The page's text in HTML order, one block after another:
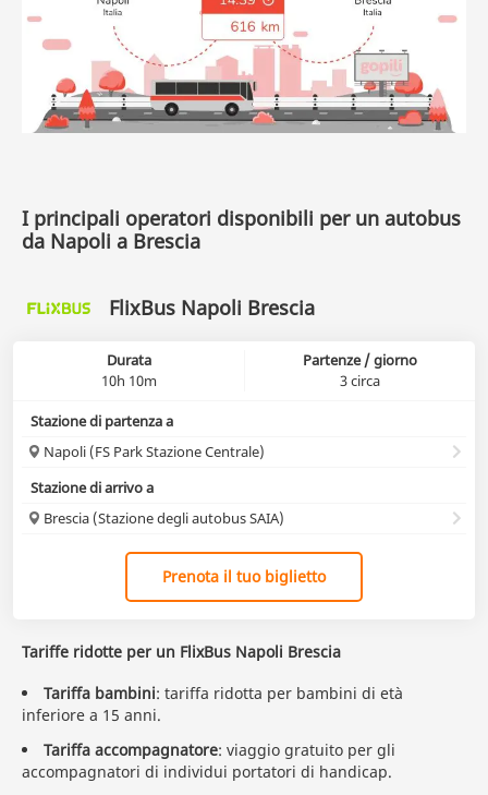
I principali operatori disponibili per un autobus
da Napoli a Brescia
FlixBus Napoli Brescia
Durata
Partenze / giorno
10h 10m
3 circa
Stazione di partenza a
Napoli (FS Park Stazione Centrale)
Stazione di arrivo a
Brescia (Stazione degli autobus SAIA)
Prenota il tuo biglietto
Tariffe ridotte per un FlixBus Napoli Brescia
Tariffa bambini: tariffa ridotta per bambini di età
inferiore a 15 anni.
Tariffa accompagnatore: viaggio gratuito per gli
accompagnatori di individui portatori di handicap.